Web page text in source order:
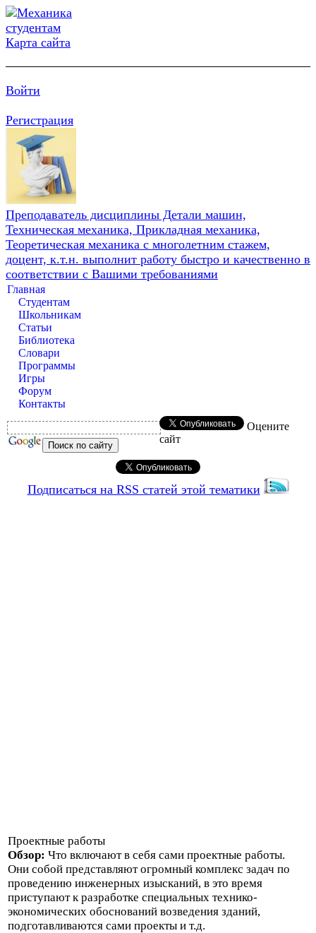
Карта сайта
Войти
Регистрация
Преподаватель дисциплины Детали машин,
Техническая механика, Прикладная механика,
Теоретическая механика с многолетним стажем,
доцент, к.т.н. выполнит работу быстро и качественно в
соответствии с Вашими требованиями
Главная
Студентам
Школьникам
Статьи
Библиотека
Словари
Программы
Игры
Форум
Контакты
Оцените
сайт
Подписаться на RSS статей этой тематики
Проектные работы
Обзор: Что включают в себя сами проектные работы.
Они собой представляют огромный комплекс задач по
проведению инженерных изысканий, в это время
приступают к разработке специальных технико-
экономических обоснований возведения зданий,
подготавливаются сами проекты и т.д.